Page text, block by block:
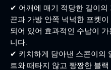
✔ 어깨에 매기 적당한 길이의
끈과 가방 안쪽 넉넉한 포켓이
되어 있어 효과적인 수납이 가
니다.
✔ 키치하게 담아낸 스콘이의
트와 때타지 않고 짱짱한 블랙